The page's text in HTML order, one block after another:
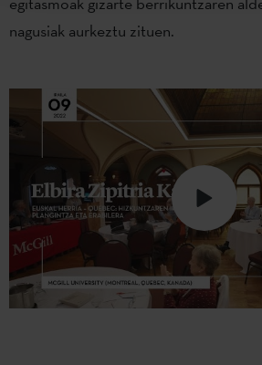
nagusiak aurkeztu zituen.